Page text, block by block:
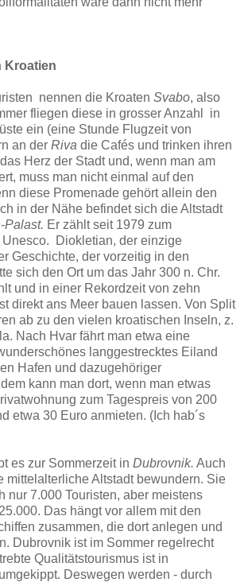
Kroatien
nennen die Kroaten Svabo, also
fliegen diese in grosser Anzahl in
ein (eine Stunde Flugzeit von
an der Riva die Cafés und trinken ihren
Herz der Stadt und, wenn man am
muss man nicht einmal auf den
diese Promenade gehört allein den
in der Nähe befindet sich die Altstadt
Palast. Er zählt seit 1979 zum
Diokletian, der einzige
Geschichte, der vorzeitig in den
sich den Ort um das Jahr 300 n. Chr.
und in einer Rekordzeit von zehn
direkt ans Meer bauen lassen. Von Split
ab zu den vielen kroatischen Inseln, z.
Nach Hvar fährt man etwa eine
langgestrecktes Eiland
Hafen und dazugehöriger
kann man dort, wenn man etwas
zum Tagespreis von 200
etwa 30 Euro anmieten. (Ich hab´s
es zur Sommerzeit in Dubrovnik. Auch
mittelalterliche Altstadt bewundern. Sie
nur 7.000 Touristen, aber meistens
Das hängt vor allem mit den
zusammen, die dort anlegen und
Dubrovnik ist im Sommer regelrecht
Qualitätstourismus ist in
Deswegen werden - durch